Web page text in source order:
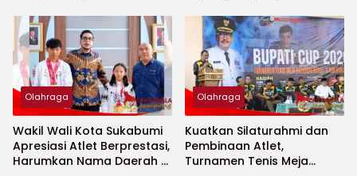
2026 Menguat
Olahraga
Wakil Wali Kota Sukabumi
Apresiasi Atlet Berprestasi,
Harumkan Nama Daerah di
Olahraga
Kuatkan Silaturahmi dan
Pembinaan Atlet,
Turnamen Tenis Meja